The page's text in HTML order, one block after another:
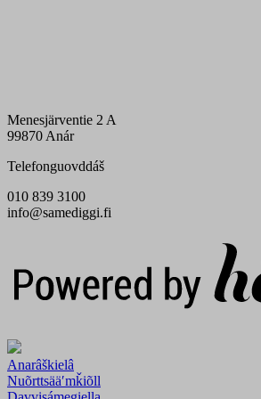
Menesjärventie 2 A
99870 Anár
Telefonguovddáš
010 839 3100
info@samediggi.fi
Anarâškielâ
Nuõrttsääʹmǩiõll